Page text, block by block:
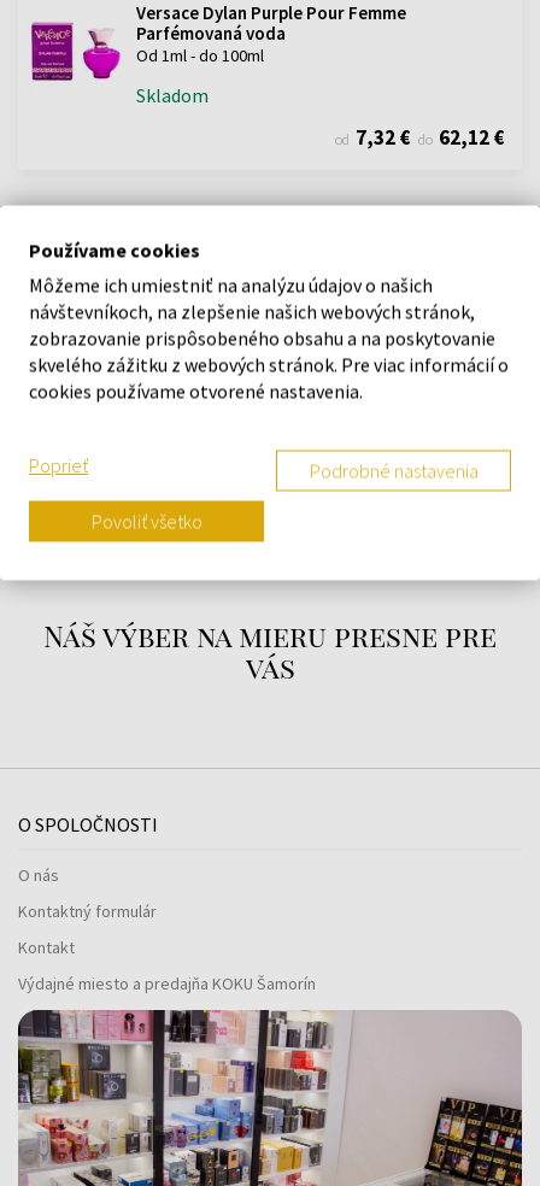
Versace Dylan Purple Pour Femme
Parfémovaná voda
Od 1ml - do 100ml
Skladom
od 7,32 € do 62,12 €
POPIS
Parfumovaná voda Versace Dylan Purple je kvetinovo-ovocná vôňa
pre ženy.
Vôňa bola uvedená na trh v roku 2022.
O ZNAČKE
Náš výber na mieru presne pre
vás
O SPOLOČNOSTI
O nás
Kontaktný formulár
Kontakt
Výdajné miesto a predajňa KOKU Šamorín
Používame cookies
Môžeme ich umiestniť na analýzu údajov o našich
návštevníkoch, na zlepšenie našich webových stránok,
zobrazovanie prispôsobeného obsahu a na poskytovanie
skvelého zážitku z webových stránok. Pre viac informácií o
cookies používame otvorené nastavenia.
Poprieť Podrobné nastavenia
Povoliť všetko